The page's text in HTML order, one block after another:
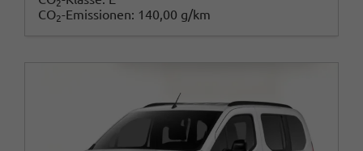
2
CO2-Emissionen: 140,00 g/km